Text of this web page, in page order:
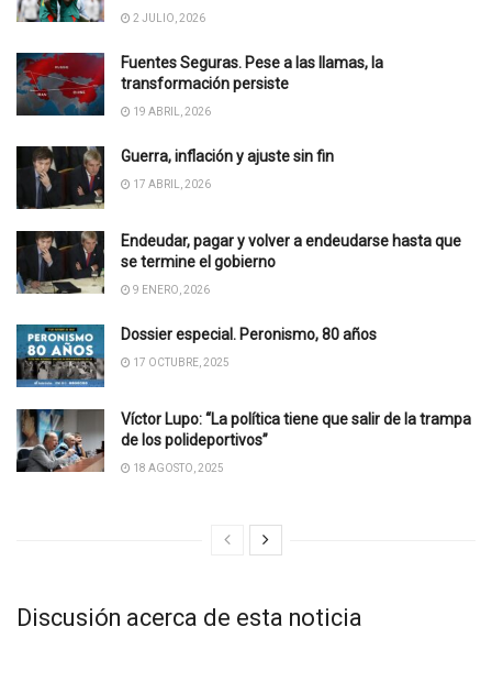
2 JULIO, 2026
Fuentes Seguras. Pese a las llamas, la
transformación persiste
19 ABRIL, 2026
Guerra, inflación y ajuste sin fin
17 ABRIL, 2026
Endeudar, pagar y volver a endeudarse hasta que
se termine el gobierno
9 ENERO, 2026
Dossier especial. Peronismo, 80 años
17 OCTUBRE, 2025
Víctor Lupo: “La política tiene que salir de la trampa
de los polideportivos”
18 AGOSTO, 2025
Discusión acerca de esta noticia